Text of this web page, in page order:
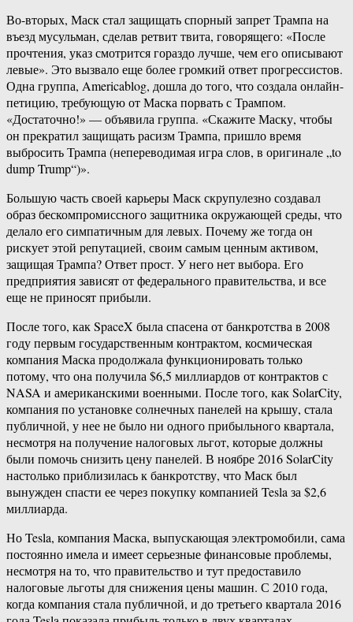
Во-вторых, Маск стал защищать спорный запрет Трампа на
въезд мусульман, сделав ретвит твита, говорящего: «После
прочтения, указ смотрится гораздо лучше, чем его описывают
левые». Это вызвало еще более громкий ответ прогрессистов.
Одна группа, Americablog, дошла до того, что создала онлайн-
петицию, требующую от Маска порвать с Трампом.
«Достаточно!» — объявила группа. «Скажите Маску, чтобы
он прекратил защищать расизм Трампа, пришло время
выбросить Трампа (непереводимая игра слов, в оригинале „to
dump Trump“)».
Большую часть своей карьеры Маск скрупулезно создавал
образ бескомпромиссного защитника окружающей среды, что
делало его симпатичным для левых. Почему же тогда он
рискует этой репутацией, своим самым ценным активом,
защищая Трампа? Ответ прост. У него нет выбора. Его
предприятия зависят от федерального правительства, и все
еще не приносят прибыли.
После того, как SpaceX была спасена от банкротства в 2008
году первым государственным контрактом, космическая
компания Маска продолжала функционировать только
потому, что она получила $6,5 миллиардов от контрактов с
NASA и американскими военными. После того, как SolarCity,
компания по установке солнечных панелей на крышу, стала
публичной, у нее не было ни одного прибыльного квартала,
несмотря на получение налоговых льгот, которые должны
были помочь снизить цену панелей. В ноябре 2016 SolarCity
настолько приблизилась к банкротству, что Маск был
вынужден спасти ее через покупку компанией Tesla за $2,6
миллиарда.
Но Tesla, компания Маска, выпускающая электромобили, сама
постоянно имела и имеет серьезные финансовые проблемы,
несмотря на то, что правительство и тут предоставило
налоговые льготы для снижения цены машин. С 2010 года,
когда компания стала публичной, и до третьего квартала 2016